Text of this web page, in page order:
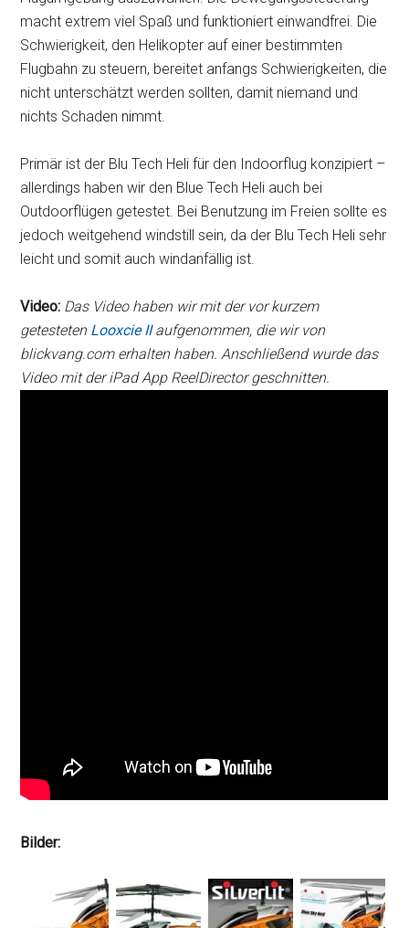
macht extrem viel Spaß und funktioniert einwandfrei. Die
Schwierigkeit, den Helikopter auf einer bestimmten
Flugbahn zu steuern, bereitet anfangs Schwierigkeiten, die
nicht unterschätzt werden sollten, damit niemand und
nichts Schaden nimmt.
Primär ist der Blu Tech Heli für den Indoorflug konzipiert –
allerdings haben wir den Blue Tech Heli auch bei
Outdoorflügen getestet. Bei Benutzung im Freien sollte es
jedoch weitgehend windstill sein, da der Blu Tech Heli sehr
leicht und somit auch windanfällig ist.
Video: Das Video haben wir mit der vor kurzem
getesteten Looxcie IIaufgenommen, die wir von
blickvang.com erhalten haben. Anschließend wurde das
Video mit der iPad App ReelDirector geschnitten.
Bilder: